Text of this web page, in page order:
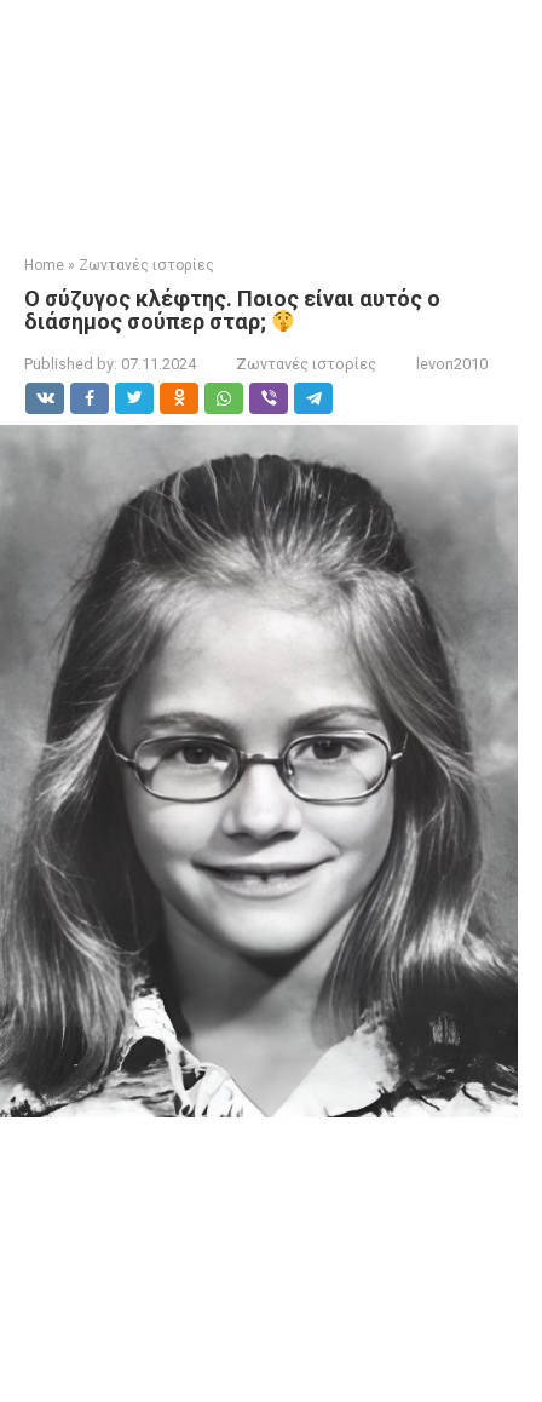
Home » Ζωντανές ιστορίες
Ο σύζυγος κλέφτης. Ποιος είναι αυτός ο
διάσημος σούπερ σταρ;
Published by: 07.11.2024 Ζωντανές ιστορίες levon2010